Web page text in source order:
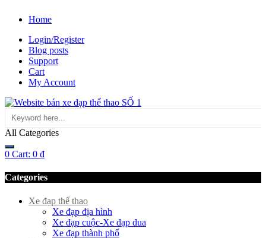
Home
Login/Register
Blog posts
Support
Cart
My Account
All Categories
0 Cart: 0 ₫
Categories
Xe đạp thể thao
Xe đạp địa hình
Xe đạp cuộc-Xe đạp đua
Xe đạp thành phố